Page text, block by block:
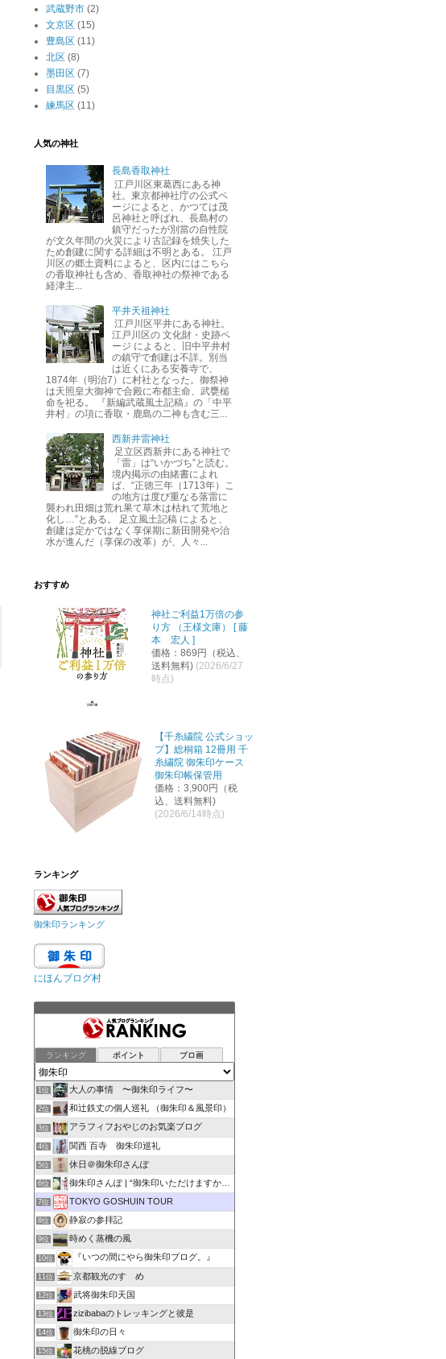
武蔵野市 (2)
文京区 (15)
豊島区 (11)
北区 (8)
墨田区 (7)
目黒区 (5)
練馬区 (11)
人気の神社
長島香取神社
江戸川区東葛西にある神
社。東京都神社庁の公式ペ
ージによると、かつては茂
呂神社と呼ばれ、長島村の
鎮守だったが別當の自性院
が文久年間の火災により古記録を焼失した
ため創建に関する詳細は不明とある。 江戸
川区の郷土資料によると、区内にはこちら
の香取神社も含め、香取神社の祭神である
経津主...
平井天祖神社
江戸川区平井にある神社。
江戸川区の 文化財・史跡ペ
ージ によると、旧中平井村
の鎮守で創建は不詳。別当
は近くにある安養寺で、
1874年（明治7）に村社となった。御祭神
は天照皇大御神で合殿に布都主命、武甕槌
命を祀る。 『新編武蔵風土記稿』の「中平
井村」の項に香取・鹿島の二神も含む三...
西新井雷神社
足立区西新井にある神社で
「雷」は“いかづち”と読む。
境内掲示の由緒書によれ
ば、“正徳三年（1713年）こ
の地方は度び重なる落雷に
襲われ田畑は荒れ果て草木は枯れて荒地と
化し…”とある。 足立風土記稿 によると、
創建は定かではなく享保期に新田開発や治
水が進んだ（享保の改革）が、人々...
おすすめ
神社ご利益1万倍の参
り方 （王様文庫） [ 藤
本 宏人 ]
価格：869円（税込、
送料無料) (2026/6/27
時点)
【千糸繍院 公式ショッ
プ】総桐箱 12冊用 千
糸繍院 御朱印ケース
御朱印帳保管用
価格：3,900円（税
込、送料無料)
(2026/6/14時点)
ランキング
御朱印ランキング
にほんブログ村
ランキング ポイント ブロ画
1位 大人の事情 〜御朱印ライフ〜
2位 和辻鉄丈の個人巡礼 （御朱印＆風景印）
3位 アラフィフおやじのお気楽ブログ
4位 関西 百寺 御朱印巡礼
5位 休日＠御朱印さんぽ
6位 御朱印さんぽ | “御朱印いただけますか”のひと言から始ま…
7位 TOKYO GOSHUIN TOUR
8位 静寂の参拝記
9位 時めく蒸機の風
10位 『いつの間にやら御朱印ブログ。』
11位 京都観光のすゝめ
12位 武将御朱印天国
13位 zizibabaのトレッキングと彼是
14位 御朱印の日々
15位 花桃の脱線ブログ